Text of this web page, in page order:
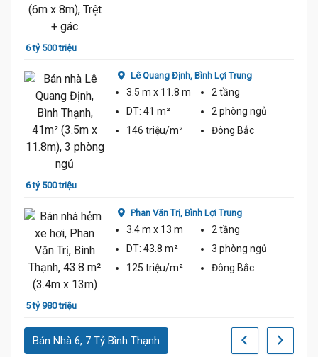
6 tỷ 500 triệu
6 tỷ 500 triệu
Lê Quang Định, Bình Lợi Trung
3.5 m x 11.8 m
2 tầng
DT: 41 m² 2 phòng ngủ
146 triệu/m²
Đông Bắc
5 tỷ 980 triệu
Phan Văn Trị, Bình Lợi Trung
3.4 m x 13 m
2 tầng
DT: 43.8 m² 3 phòng ngủ
125 triệu/m²
Đông Bắc
Bán Nhà 6, 7 Tỷ Bình Thạnh